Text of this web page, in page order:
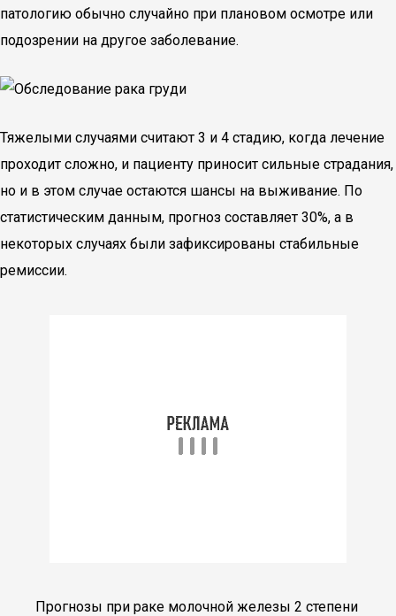
патологию обычно случайно при плановом осмотре или
подозрении на другое заболевание.
Тяжелыми случаями считают 3 и 4 стадию, когда лечение
проходит сложно, и пациенту приносит сильные страдания,
но и в этом случае остаются шансы на выживание. По
статистическим данным, прогноз составляет 30%, а в
некоторых случаях были зафиксированы стабильные
ремиссии.
Прогнозы при раке молочной железы 2 степени